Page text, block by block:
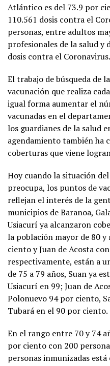
Atlántico es del 73.9 por
110.561 dosis contra el
personas, entre adultos
profesionales de la salud y
dosis contra el Coronavirus.
El trabajo de búsqueda de
vacunación que realiza
igual forma aumentar el
vacunadas en el
los guardianes de la salud
agendamiento también ha
coberturas que viene
Hoy cuando la situación
preocupa, los puntos de
reflejan el interés de la
municipios de Baranoa,
Usiacurí ya alcanzaron
la población mayor de 80 y
ciento y Juan de Acosta
respectivamente, están a
de 75 a 79 años, Suan ya
Usiacurí en 99; Juan de
Polonuevo 94 por ciento,
Tubará en el 90 por ciento.
En el rango entre 70 y 74
por ciento con 200
personas inmunizadas